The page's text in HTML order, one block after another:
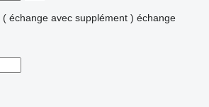
échange avec supplément ) échange